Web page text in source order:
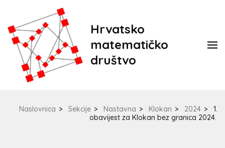
Hrvatsko
matematičko
društvo
Naslovnica > Sekcije > Nastavna > Klokan > 2024 >
1.
obavijest za Klokan bez granica 2024.